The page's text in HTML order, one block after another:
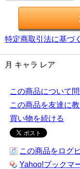
特定商取引法に基づ
月 キャラ レア
この商品について
この商品を友達に
買い物を続ける
この商品をログ
Yahoo!ブックマ